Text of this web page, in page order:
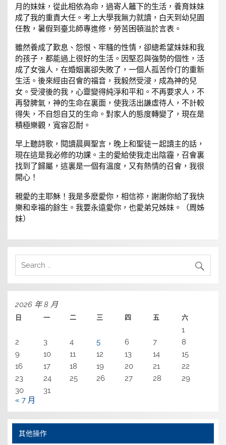
月的妹妹，從此相依為命，過寄人籬下的生活，養育妹妹
成了我的重責大任。考上大學我無力就讀，白天到幼兒園
任教，暑假到臺北師專進修，勞苦困頓溢於言表。
雖然養成了歎息、怨恨、牢騷的性情，卻總希望妹妹和我
的孩子，都能過上很好的生活。因堅忍與強勢的個性，活
成了女強人，在婚姻裏卻失敗了，一個人孤苦伶仃的重新
生活。後來經由召會的福音，我毅然受浸，成為神的兒
女。受浸後的我，心靈變得純淨和平和。不再要求人，不
再發脾氣，神的生命在裏面，使我活出謙虛待人，不計較
得失，不自怨自艾的生命。對家人的態度轉變了，現在是
積極樂觀，寬容忍耐。
早上聽詩歌，閱讀晨興聖言，晚上和聖徒ㄧ起讀主的話，
現在這是我必修的功課。主的愛給使我走出陰霾，召會裏
找到了歸屬，這裏是一個有溫度，又有熱情的召會，我很
開心！
親愛的主耶穌！我是多麽愛你，相信祢，謝謝你給了我快
樂和幸福的餘生。我要永遠愛你，也愛弟兄姊妹。（周姊
妹）
2026 年 8 月
日 一 二 三 四 五 六
1
2
3 4 5 6 7
8
9
10 11 12 13 14
15
16
17 18 19 20 21
22
23
24 25 26 27 28
29
30
31
« 7 月
其他操作